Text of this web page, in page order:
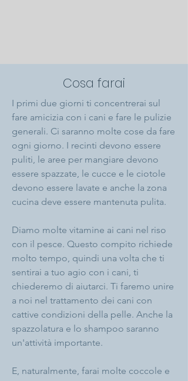
Cosa farai
I primi due giorni ti concentrerai sul
fare amicizia con i cani e fare le pulizie
generali. Ci saranno molte cose da fare
ogni giorno. I recinti devono essere
puliti, le aree per mangiare devono
essere spazzate, le cucce e le ciotole
devono essere lavate e anche la zona
cucina deve essere mantenuta pulita.
Diamo molte vitamine ai cani nel riso
con il pesce. Questo compito richiede
molto tempo, quindi una volta che ti
sentirai a tuo agio con i cani, ti
chiederemo di aiutarci. Ti faremo unire
a noi nel trattamento dei cani con
cattive condizioni della pelle. Anche la
spazzolatura e lo shampoo saranno
un'attività importante.
E, naturalmente, farai molte coccole e